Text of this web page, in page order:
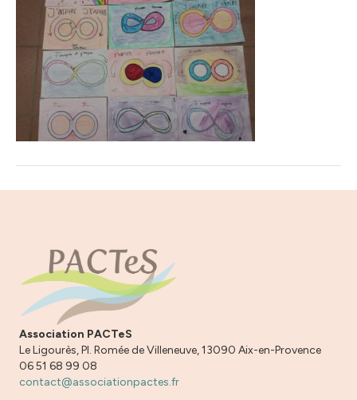
Association PACTeS
Le Ligourès, Pl. Romée de Villeneuve, 13090 Aix-en-Provence
06 51 68 99 08
contact@associationpactes.fr